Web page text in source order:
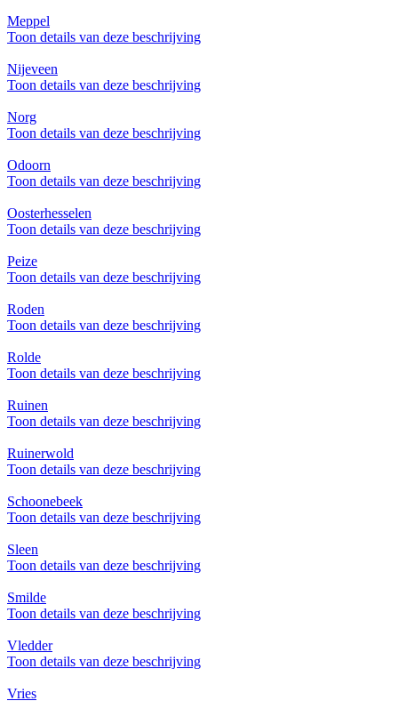
Meppel
Toon details van deze beschrijving
Nijeveen
Toon details van deze beschrijving
Norg
Toon details van deze beschrijving
Odoorn
Toon details van deze beschrijving
Oosterhesselen
Toon details van deze beschrijving
Peize
Toon details van deze beschrijving
Roden
Toon details van deze beschrijving
Rolde
Toon details van deze beschrijving
Ruinen
Toon details van deze beschrijving
Ruinerwold
Toon details van deze beschrijving
Schoonebeek
Toon details van deze beschrijving
Sleen
Toon details van deze beschrijving
Smilde
Toon details van deze beschrijving
Vledder
Toon details van deze beschrijving
Vries